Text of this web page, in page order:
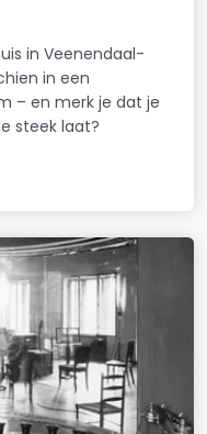
in Veenendaal-
in een
– en merk je dat je
steek laat?